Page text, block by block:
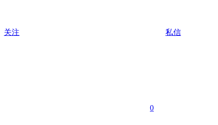
关注 私信
0